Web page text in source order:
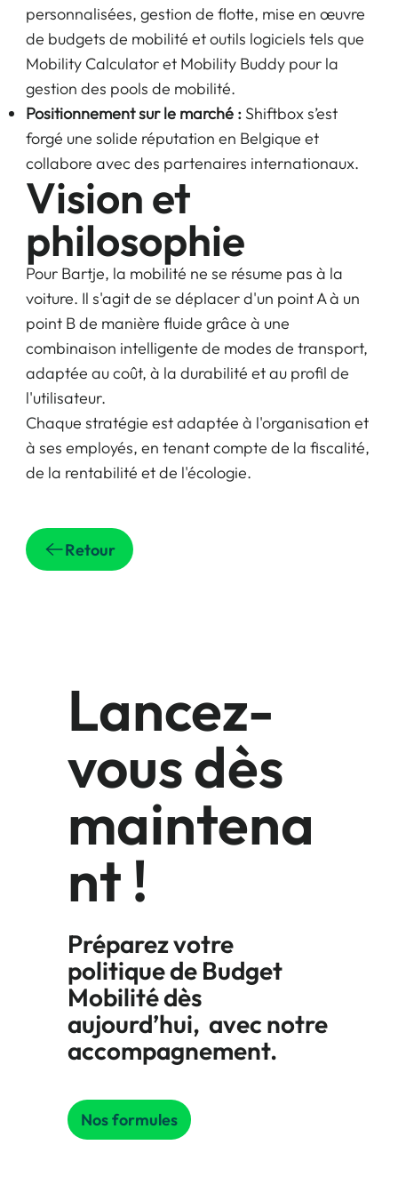
personnalisées, gestion de flotte, mise en œuvre
de budgets de mobilité et outils logiciels tels que
Mobility Calculator et Mobility Buddy pour la
gestion des pools de mobilité.
Positionnement sur le marché :Shiftbox s’est
forgé une solide réputation en Belgique et
collabore avec des partenaires internationaux.
Vision et
philosophie
Pour Bartje, la mobilité ne se résume pas à la
voiture. Il s'agit de se déplacer d'un point A à un
point B de manière fluide grâce à une
combinaison intelligente de modes de transport,
adaptée au coût, à la durabilité et au profil de
l'utilisateur.
Chaque stratégie est adaptée à l'organisation et
à ses employés, en tenant compte de la fiscalité,
de la rentabilité et de l'écologie.
Retour
Lancez-
vous dès
maintena
nt !
Préparez votre
politique de Budget
Mobilité dès
aujourd’hui, avec notre
accompagnement.
Nos formules